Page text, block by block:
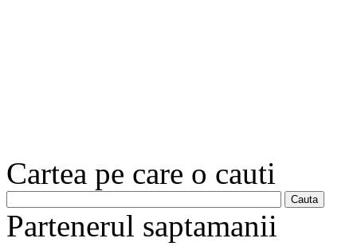
Cartea pe care o cauti
Partenerul saptamanii